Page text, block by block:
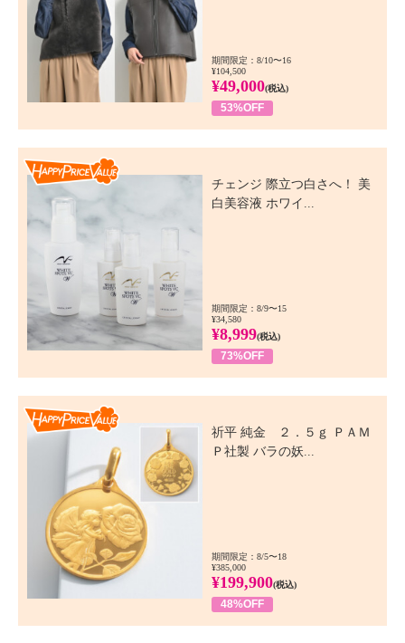
期間限定：8/10〜16
¥104,500
¥49,000(税込)
53%OFF
チェンジ 際立つ白さへ！ 美
白美容液 ホワイ...
期間限定：8/9〜15
¥34,580
¥8,999(税込)
73%OFF
祈平 純金 ２．５ｇ ＰＡＭ
Ｐ社製 バラの妖...
期間限定：8/5〜18
¥385,000
¥199,900(税込)
48%OFF